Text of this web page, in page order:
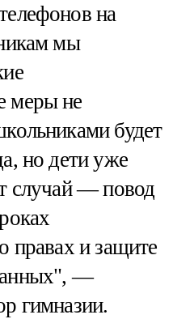
на
мы
меры не
будет
но дети уже
случай — повод
правах и защите
—
гимназии.